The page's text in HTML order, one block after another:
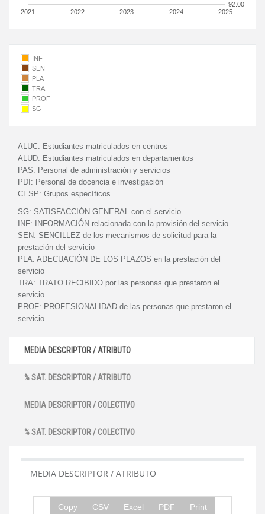
2021 2022 2023 2024 2025
92.00
INF
SEN
PLA
TRA
PROF
SG
ALUC: Estudiantes matriculados en centros
ALUD: Estudiantes matriculados en departamentos
PAS: Personal de administración y servicios
PDI: Personal de docencia e investigación
CESP: Grupos específicos
SG: SATISFACCIÓN GENERAL con el servicio
INF:
INFORMACIÓN relacionada con la provisión del servicio
SEN: SENCILLEZ de los mecanismos de solicitud para la
prestación del servicio
PLA: ADECUACIÓN DE LOS PLAZOS en la prestación del
servicio
TRA: TRATO RECIBIDO por las personas que prestaron el
servicio
PROF: PROFESIONALIDAD de las personas que prestaron el
servicio
MEDIA DESCRIPTOR / ATRIBUTO
% SAT. DESCRIPTOR / ATRIBUTO
MEDIA DESCRIPTOR / COLECTIVO
% SAT. DESCRIPTOR / COLECTIVO
MEDIA DESCRIPTOR / ATRIBUTO
Copy CSV Excel PDF Print